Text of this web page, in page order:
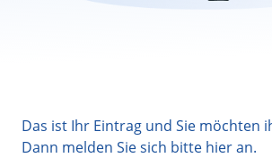
Das ist Ihr Eintrag und Sie möchten
Dann melden Sie sich bitte hieran.